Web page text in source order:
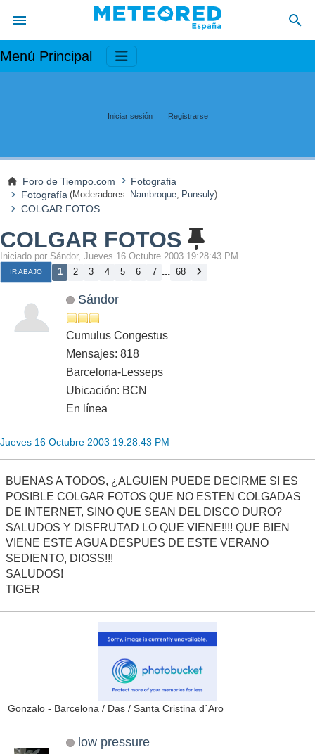
Menú Principal
Iniciar sesión Registrarse
Foro de Tiempo.com
Fotografia
Fotografía (Moderadores: Nambroque, Punsuly)
COLGAR FOTOS
COLGAR FOTOS
Iniciado por Sándor, Jueves 16 Octubre 2003 19:28:43 PM
IR ABAJO 1 2 3 4 5 6 7 ... 68
Sándor
Cumulus Congestus
Mensajes: 818
Barcelona-Lesseps
Ubicación: BCN
En línea
Jueves 16 Octubre 2003 19:28:43 PM
BUENAS A TODOS, ¿ALGUIEN PUEDE DECIRME SI ES
POSIBLE COLGAR FOTOS QUE NO ESTEN COLGADAS
DE INTERNET, SINO QUE SEAN DEL DISCO DURO?
SALUDOS Y DISFRUTAD LO QUE VIENE!!!! QUE BIEN
VIENE ESTE AGUA DESPUES DE ESTE VERANO
SEDIENTO, DIOSS!!!
SALUDOS!
TIGER
Gonzalo - Barcelona / Das / Santa Cristina d´Aro
low pressure